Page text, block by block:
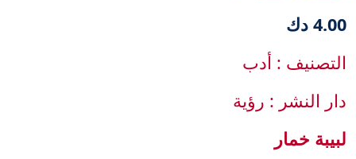
4.00 دك
التصنيف : أدب
دار النشر : رؤية
لبيبة خمار